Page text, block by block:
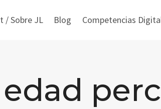
/ Sobre JL Blog Competencias
edad